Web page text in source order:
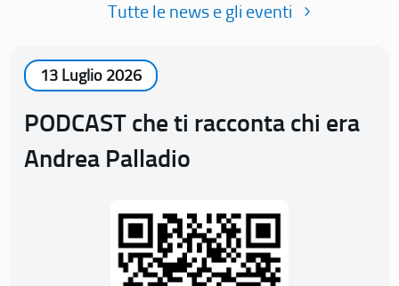
Tutte le news e gli eventi
13 Luglio 2026
PODCAST che ti racconta chi era
Andrea Palladio